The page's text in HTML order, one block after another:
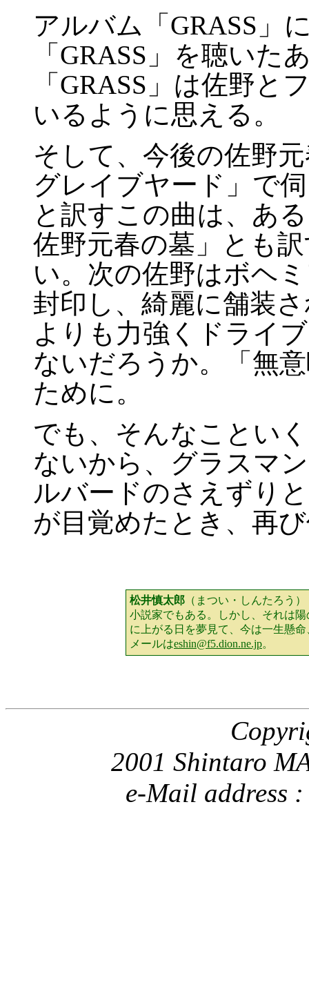
アルバム「GRASS」
「GRASS」を聴い
「GRASS」は佐野と
いるように思える。
そして、今後の佐野
グレイブヤード」で
と訳すこの曲は、あ
佐野元春の墓」とも
い。次の佐野はボヘ
封印し、綺麗に舗装
よりも力強くドライ
ないだろうか。「無
ために。
でも、そんなことい
ないから、グラスマ
ルバードのさえずり
が目覚めたとき、再
松井慎太郎 （まつい・しんたろう
小説家でもある。しかし、それは
に上がる日を夢見て、今は一生懸
メールはeshin@f5.dion.ne.jp。
2001 Shintaro
e-Mail address